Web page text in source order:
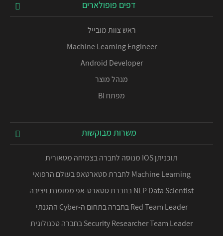
דפים פופולארים
ראש צוות מובייל
Machine Learning Engineer
Android Developer
מנהל מוצר
מפתח BI
משרות מבוקשות
תוכניתן IOS מנוסה לחברה בצמיחה מטאורית
Machine Learning לחברת סטארטאפ בעולם הרפואי
NLP Data Scientist בחברת סטארט-אפ ממומנת ויציבה
Red Team Leader בחברה בתחום ה-Cyber ההגנתי
Security Researcher Team Leader בחברה טכנולוגית